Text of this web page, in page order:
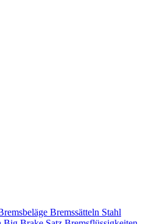
Bremssätteln Stahl